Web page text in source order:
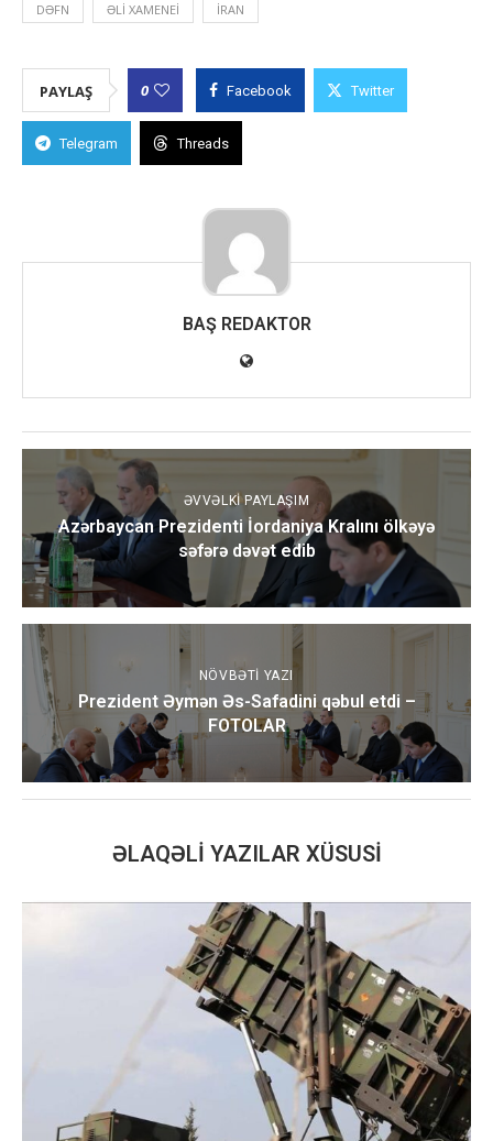
DƏFN ƏLI XAMENEI İRAN
PAYLAŞ 0 Facebook Twitter
Telegram Threads
BAŞ REDAKTOR
ƏVVƏLKI PAYLAŞIM
Azərbaycan Prezidenti İordaniya Kralını ölkəyə
səfərə dəvət edib
NÖVBƏTI YAZI
Prezident Əymən Əs-Safadini qəbul etdi –
FOTOLAR
ƏLAQƏLI YAZILAR XÜSUSI